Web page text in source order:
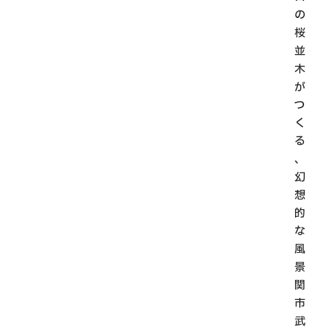
の
桜
並
木
が
つ
く
る
、
幻
想
的
な
風
景
関
市
武